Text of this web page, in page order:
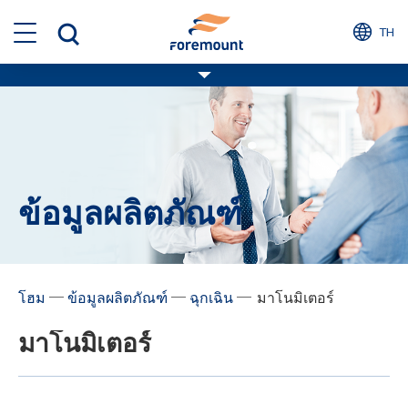
TH
ข้อมูลผลิตภัณฑ์
โฮม ─ข้อมูลผลิตภัณฑ์ ─ ฉุกเฉิน─ มาโนมิเตอร์
มาโนมิเตอร์